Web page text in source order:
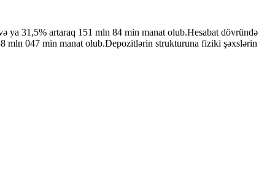
ya 31,5% artaraq 151 mln 84 min manat olub.Hesabat dövründə
mln 047 min manat olub.Depozitlərin strukturuna fiziki şəxslərin